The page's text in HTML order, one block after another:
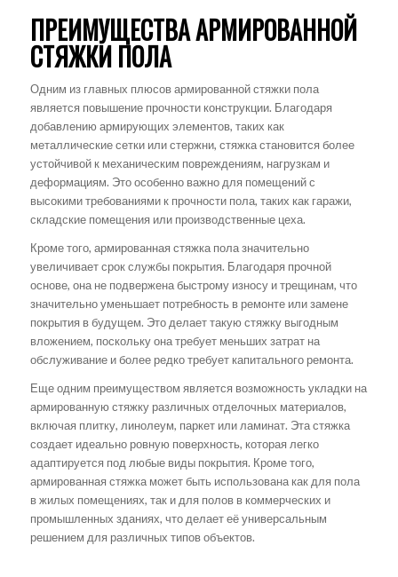
ПРЕИМУЩЕСТВА АРМИРОВАННОЙ
СТЯЖКИ ПОЛА
Одним из главных плюсов армированной стяжки пола
является повышение прочности конструкции. Благодаря
добавлению армирующих элементов, таких как
металлические сетки или стержни, стяжка становится более
устойчивой к механическим повреждениям, нагрузкам и
деформациям. Это особенно важно для помещений с
высокими требованиями к прочности пола, таких как гаражи,
складские помещения или производственные цеха.
Кроме того, армированная стяжка пола значительно
увеличивает срок службы покрытия. Благодаря прочной
основе, она не подвержена быстрому износу и трещинам, что
значительно уменьшает потребность в ремонте или замене
покрытия в будущем. Это делает такую стяжку выгодным
вложением, поскольку она требует меньших затрат на
обслуживание и более редко требует капитального ремонта.
Еще одним преимуществом является возможность укладки на
армированную стяжку различных отделочных материалов,
включая плитку, линолеум, паркет или ламинат. Эта стяжка
создает идеально ровную поверхность, которая легко
адаптируется под любые виды покрытия. Кроме того,
армированная стяжка может быть использована как для пола
в жилых помещениях, так и для полов в коммерческих и
промышленных зданиях, что делает её универсальным
решением для различных типов объектов.